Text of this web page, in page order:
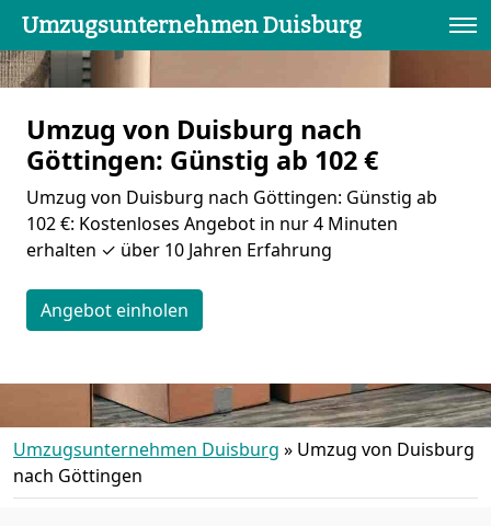
Umzugsunternehmen Duisburg
Umzug von Duisburg nach
Göttingen: Günstig ab 102 €
Umzug von Duisburg nach Göttingen: Günstig ab
102 €: Kostenloses Angebot in nur 4 Minuten
erhalten ✓ über 10 Jahren Erfahrung
Angebot einholen
Umzugsunternehmen Duisburg » Umzug von Duisburg
nach Göttingen